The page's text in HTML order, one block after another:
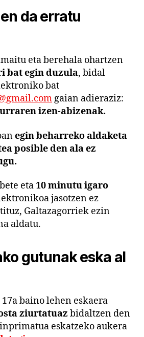
da erratu
eta berehala ohartzen
bat egin duzula, bidal
bat
gaian adieraziz:
izen-abizenak.
egin beharreko aldaketa
posible den ala ez
eta10 minutu igaro
jasotzen ez
Galtazagorriek ezin
aldatu.
gutunak eska al
baino lehen eskaera
ziurtatuaz bidaltzen den
eskatzeko aukera